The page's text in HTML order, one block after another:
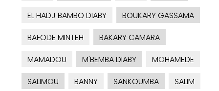
EL HADJ BAMBO DIABY
BOUKARY GASSAMA
BAFODE MINTEH
BAKARY CAMARA
MAMADOU
M'BEMBA DIABY
MOHAMEDE
SALIMOU
BANNY SANKOUMBA
SALIM